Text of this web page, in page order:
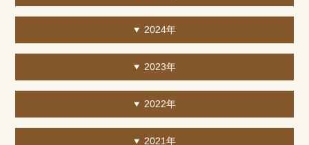
2024年
2023年
2022年
2021年